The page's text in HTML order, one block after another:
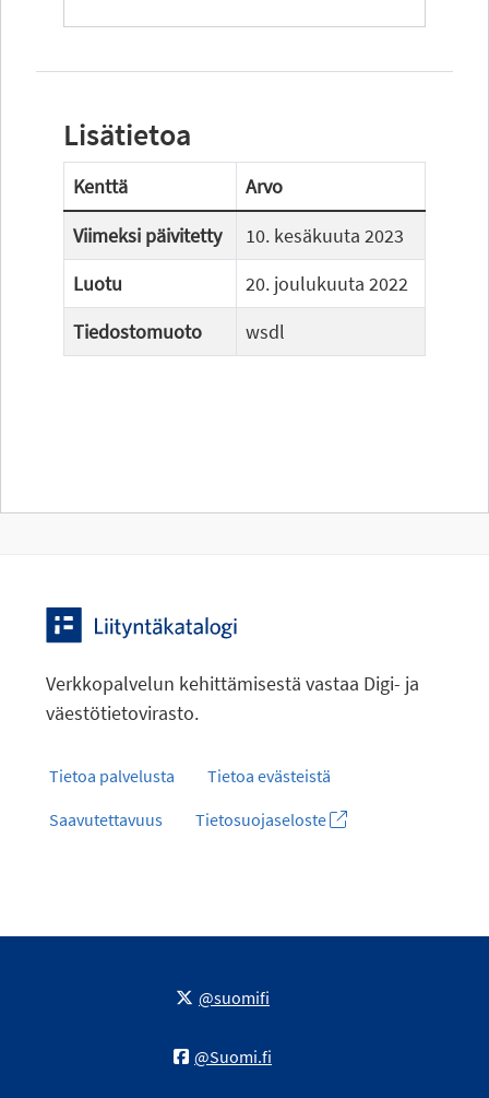
Lisätietoa
Kenttä
Arvo
Viimeksi päivitetty
10. kesäkuuta 2023
Luotu
20. joulukuuta 2022
Tiedostomuoto
wsdl
Verkkopalvelun kehittämisestä vastaa Digi- ja
väestötietovirasto.
Tietoa palvelusta
Tietoa evästeistä
Saavutettavuus
Tietosuojaseloste
@suomifi
@Suomi.fi